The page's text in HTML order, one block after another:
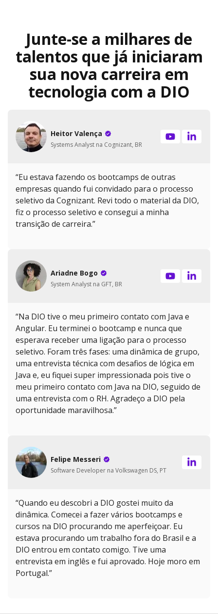
Junte-se a milhares de
talentos que já iniciaram
sua nova carreira em
tecnologia com a DIO
Heitor Valença
Systems Analyst na Cognizant, BR
“Eu estava fazendo os bootcamps de outras
empresas quando fui convidado para o processo
seletivo da Cognizant. Revi todo o material da DIO,
fiz o processo seletivo e consegui a minha
transição de carreira.”
Ariadne Bogo
System Analyst na GFT, BR
“Na DIO tive o meu primeiro contato com Java e
Angular. Eu terminei o bootcamp e nunca que
esperava receber uma ligação para o processo
seletivo. Foram três fases: uma dinâmica de grupo,
uma entrevista técnica com desafios de lógica em
Java e, eu fiquei super impressionada pois tive o
meu primeiro contato com Java na DIO, seguido de
uma entrevista com o RH. Agradeço a DIO pela
oportunidade maravilhosa.”
Felipe Messeri
Software Developer na Volkswagen DS, PT
“Quando eu descobri a DIO gostei muito da
dinâmica. Comecei a fazer vários bootcamps e
cursos na DIO procurando me aperfeiçoar. Eu
estava procurando um trabalho fora do Brasil e a
DIO entrou em contato comigo. Tive uma
entrevista em inglês e fui aprovado. Hoje moro em
Portugal.”